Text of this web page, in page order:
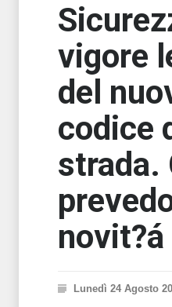
vigore
del
codice
strada.
novit?á
Lunedì 24 Agosto